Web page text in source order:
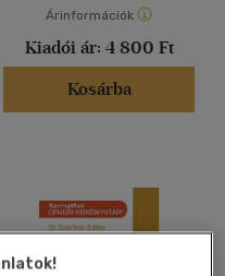
(1)
Árinformációk
Kiadói ár: 4 800 Ft
Kosárba